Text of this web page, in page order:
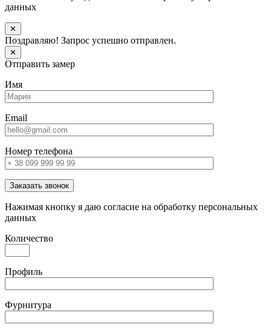
данных
✕
Поздравляю! Запрос успешно отправлен.
✕
Отправить замер
Имя
Email
Номер телефона
Заказать звонок
Нажимая кнопку я даю согласие на обработку персональных
данных
Количество
Профиль
Фурнитура